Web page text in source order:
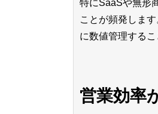
特にSaaSや無形
ことが頻発しま
に数値管理するこ
営業効率